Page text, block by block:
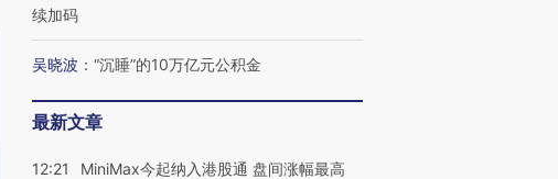
续加码
吴晓波 ： “沉睡”的10万亿元公积金
最新文章
12:21
MiniMax今起纳入港股通 盘间涨幅最高